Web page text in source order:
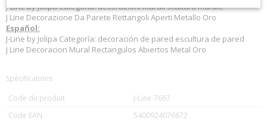
J-Line by Jolipa Categoria: decorazioni murali scultura murale
J Line Decorazione Da Parete Rettangoli Aperti Metallo Oro
Español:
J-Line by Jolipa Categoría: decoración de pared escultura de pared
J Line Decoracion Mural Rectangulos Abiertos Metal Oro
Spécifications
Code du produit
J-Line-7667
Code EAN
5400924076672